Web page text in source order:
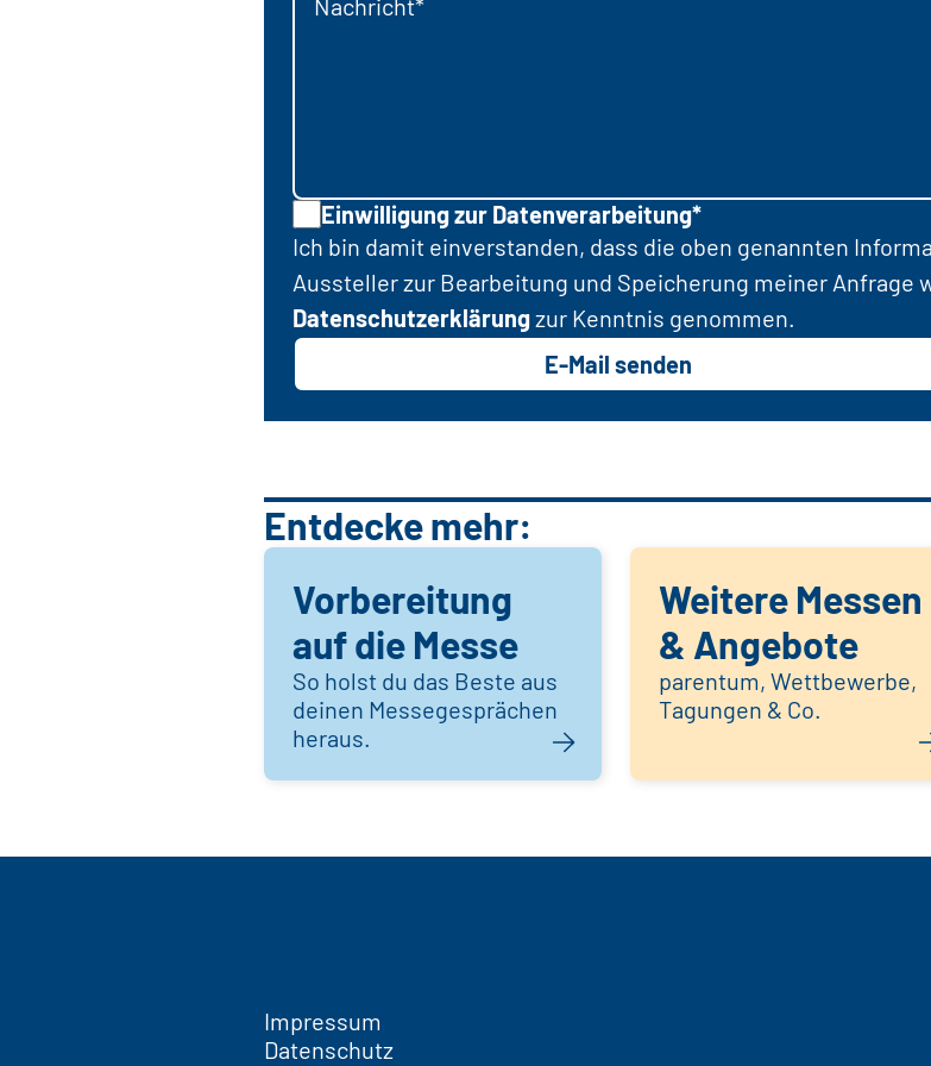
Einwilligung zur Datenverarbeitung*
Ich bin damit einverstanden, dass die oben genannten
Aussteller zur Bearbeitung und Speicherung meiner Anfrage
Datenschutzerklärungzur Kenntnis genommen.
E-Mail senden
Entdecke mehr:
Vorbereitung
auf die Messe
So holst du das Beste aus
deinen Messegesprächen
heraus.
Weitere Messen
& Angebote
parentum, Wettbewerbe,
Tagungen & Co.
Impressum
Datenschutz